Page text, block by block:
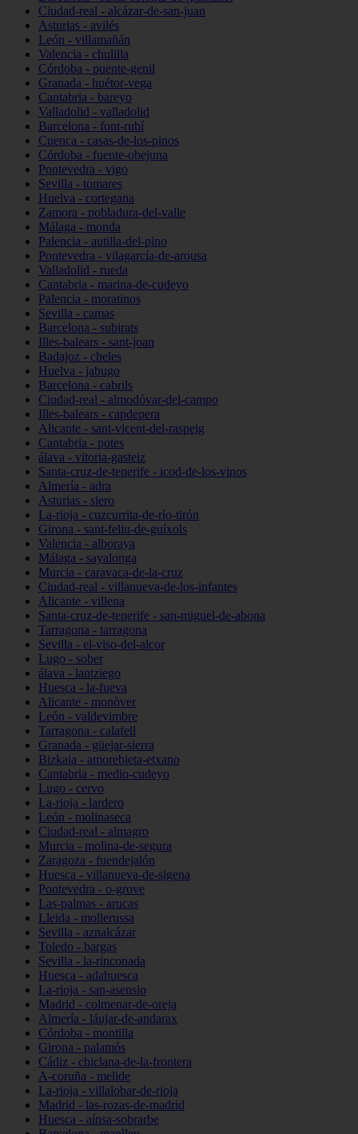
Ciudad-real - alcázar-de-san-juan
Asturias - avilés
León - villamañán
Valencia - chulilla
Córdoba - puente-genil
Granada - huétor-vega
Cantabria - bareyo
Valladolid - valladolid
Barcelona - font-rubí
Cuenca - casas-de-los-pinos
Córdoba - fuente-obejuna
Pontevedra - vigo
Sevilla - tomares
Huelva - cortegana
Zamora - pobladura-del-valle
Málaga - monda
Palencia - autilla-del-pino
Pontevedra - vilagarcía-de-arousa
Valladolid - rueda
Cantabria - marina-de-cudeyo
Palencia - moratinos
Sevilla - camas
Barcelona - subirats
Illes-balears - sant-joan
Badajoz - cheles
Huelva - jabugo
Barcelona - cabrils
Ciudad-real - almodóvar-del-campo
Illes-balears - capdepera
Alicante - sant-vicent-del-raspeig
Cantabria - potes
álava - vitoria-gasteiz
Santa-cruz-de-tenerife - icod-de-los-vinos
Almería - adra
Asturias - siero
La-rioja - cuzcurrita-de-río-tirón
Girona - sant-feliu-de-guíxols
Valencia - alboraya
Málaga - sayalonga
Murcia - caravaca-de-la-cruz
Ciudad-real - villanueva-de-los-infantes
Alicante - villena
Santa-cruz-de-tenerife - san-miguel-de-abona
Tarragona - tarragona
Sevilla - el-viso-del-alcor
Lugo - sober
álava - lantziego
Huesca - la-fueva
Alicante - monòver
León - valdevimbre
Tarragona - calafell
Granada - güejar-sierra
Bizkaia - amorebieta-etxano
Cantabria - medio-cudeyo
Lugo - cervo
La-rioja - lardero
León - molinaseca
Ciudad-real - almagro
Murcia - molina-de-segura
Zaragoza - fuendejalón
Huesca - villanueva-de-sigena
Pontevedra - o-grove
Las-palmas - arucas
Lleida - mollerussa
Sevilla - aznalcázar
Toledo - bargas
Sevilla - la-rinconada
Huesca - adahuesca
La-rioja - san-asensio
Madrid - colmenar-de-oreja
Almería - láujar-de-andarax
Córdoba - montilla
Girona - palamós
Cádiz - chiclana-de-la-frontera
A-coruña - melide
La-rioja - villalobar-de-rioja
Madrid - las-rozas-de-madrid
Huesca - aínsa-sobrarbe